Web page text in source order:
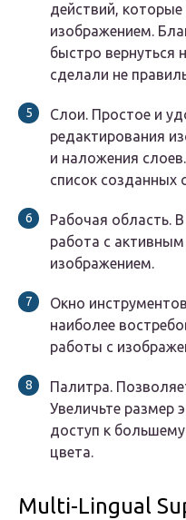
действий,
изображением.
быстро вернуться
сделали не
Слои. Простое и
редактирования
и наложения
список созданных
Рабочая область.
работа с
изображением.
Окно
наиболее
работы с
Палитра.
Увеличьте размер
доступ к
цвета.
Multi-Lingual